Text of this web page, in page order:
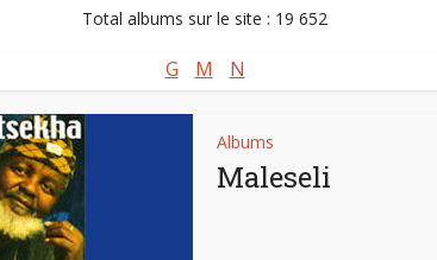
Total albums sur le site : 19 652
G M N
Albums
Maleseli